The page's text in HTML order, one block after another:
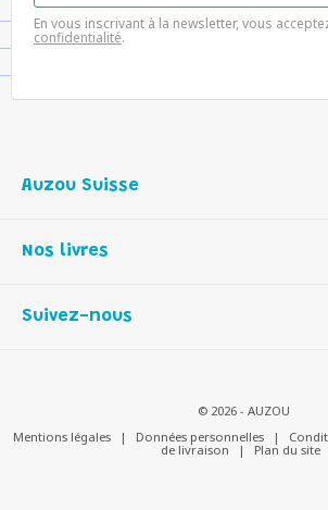
En vous inscrivant à la newsletter, vous
confidentialité.
Auzou Suisse
Notre histoire
Contactez-nous
Nos livres
Livres enfants
Suivez-nous
© 2026 - AUZOU
Mentions légales
| Données personnelles |
de livraison
| Plan du site